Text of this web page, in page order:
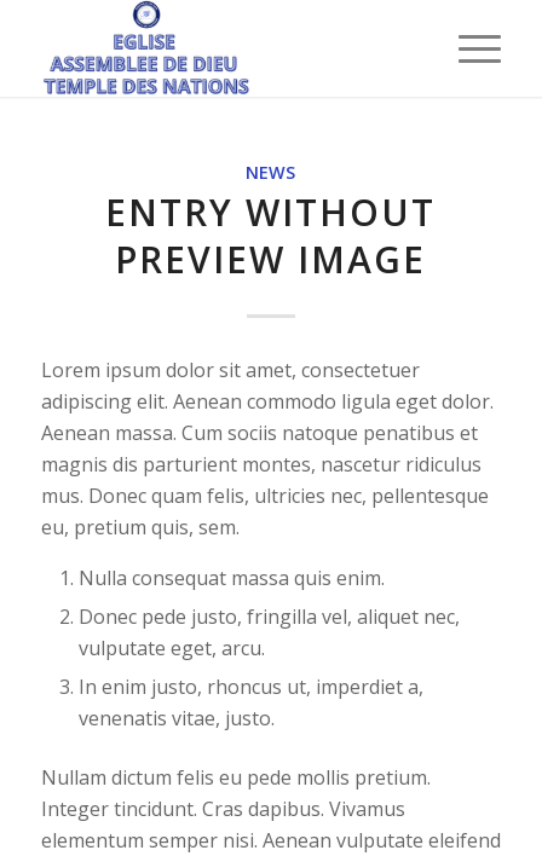
NEWS
ENTRY WITHOUT
PREVIEW IMAGE
Lorem ipsum dolor sit amet, consectetuer
adipiscing elit. Aenean commodo ligula eget dolor.
Aenean massa. Cum sociis natoque penatibus et
magnis dis parturient montes, nascetur ridiculus
mus. Donec quam felis, ultricies nec, pellentesque
eu, pretium quis, sem.
Nulla consequat massa quis enim.
Donec pede justo, fringilla vel, aliquet nec,
vulputate eget, arcu.
In enim justo, rhoncus ut, imperdiet a,
venenatis vitae, justo.
Nullam dictum felis eu pede mollis pretium.
Integer tincidunt. Cras dapibus. Vivamus
elementum semper nisi. Aenean vulputate eleifend